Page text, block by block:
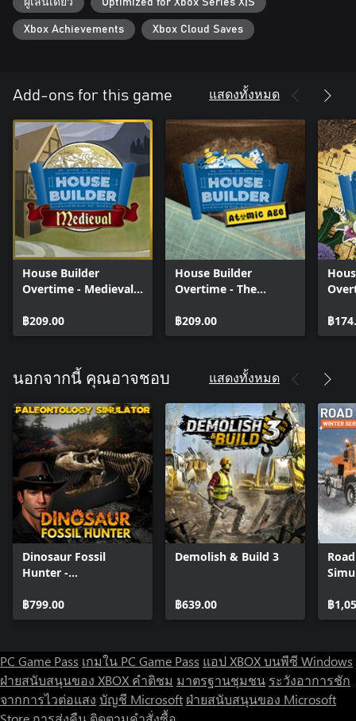
buildings that everyone will love!
location. You can select every place in the world! Boiling Africa,
Next let’s focus on the project - you can create different types of
buildings - from miserable little shed to exclusive mansion. This
will depend also on the materials you will use. Each of them has
different properties. Using a wrong material will cause unpleasant
consequences. Prove your cleverness and knowledge to prevent
any glitch in construction. By the time your skill will be better and
buildings more advanced. When all the pieces are set, it only
takes a moment to finish and give a unique look to your house.
The buyers will be delighted!
MAIN FEATURES
Build all over the world - Learn more about the architectural style
of the region and let your imagination run wild!
and new technologies will expedite your work.
Demolish! - Some of the houses must be cleaned up and rebuilt
from scratches.
Go back in time - Travel across many periods in history and try
to build all iconic designs
Diverse climate - scorching and freezing temperatures can be a
challenge to sustain. Be aware of dangerous fauna.
ผู้เล่นเดียว Optimized for Xbox Series X|S
Xbox Achievements Xbox Cloud Saves
Add-ons for this game แสดงทั้งหมด
House Builder
Overtime - Medieval
฿209.00
House Builder
Overtime - The
฿209.00
฿
นอกจากนี้ คุณอาจชอบ แสดงทั้งหมด
Dinosaur Fossil
Hunter -
Simulator
฿799.00
Demolish & Build 3
฿639.00
฿
PC Game Pass เกมใน PC Game Pass แอป XBOX บนพีซี Windows
ฝ่ายสนับสนุนของ XBOX คำติชม มาตรฐานชุมชน ระวังอาการชัก
จากการไวต่อแสง บัญชี Microsoft ฝ่ายสนับสนุนของ Microsoft